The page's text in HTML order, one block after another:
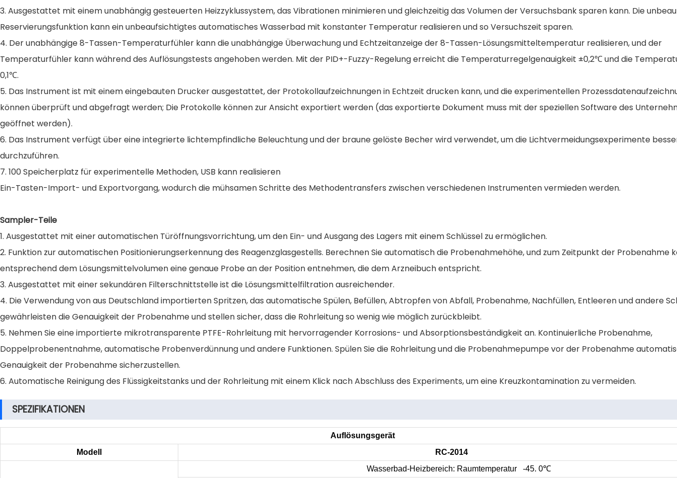
3. Ausgestattet mit einem unabhängig gesteuerten Heizzyklussystem, das Vibrationen minimieren und gleichzeitig das Volumen der Versuchsbank sparen kann. Die
Reservierungsfunktion kann ein unbeaufsichtigtes automatisches Wasserbad mit konstanter Temperatur realisieren und so Versuchszeit sparen.
4. Der unabhängige 8-Tassen-Temperaturfühler kann die unabhängige Überwachung und Echtzeitanzeige der 8-Tassen-Lösungsmitteltemperatur realisieren, und der
Temperaturfühler kann während des Auflösungstests angehoben werden. Mit der PID+-Fuzzy-Regelung erreicht die Temperaturregelgenauigkeit ±0,2℃ und die
0,1℃.
5. Das Instrument ist mit einem eingebauten Drucker ausgestattet, der Protokollaufzeichnungen in Echtzeit drucken kann, und die experimentellen
können überprüft und abgefragt werden; Die Protokolle können zur Ansicht exportiert werden (das exportierte Dokument muss mit der speziellen Software des
geöffnet werden).
6. Das Instrument verfügt über eine integrierte lichtempfindliche Beleuchtung und der braune gelöste Becher wird verwendet, um die Lichtvermeidungsexperimente
durchzuführen.
7. 100 Speicherplatz für experimentelle Methoden, USB kann realisieren
Ein-Tasten-Import- und Exportvorgang, wodurch die mühsamen Schritte des Methodentransfers zwischen verschiedenen Instrumenten vermieden werden.
Sampler-Teile
1. Ausgestattet mit einer automatischen Türöffnungsvorrichtung, um den Ein- und Ausgang des Lagers mit einem Schlüssel zu ermöglichen.
2. Funktion zur automatischen Positionierungserkennung des Reagenzglasgestells. Berechnen Sie automatisch die Probenahmehöhe, und zum Zeitpunkt der Probenahme
entsprechend dem Lösungsmittelvolumen eine genaue Probe an der Position entnehmen, die dem Arzneibuch entspricht.
3. Ausgestattet mit einer sekundären Filterschnittstelle ist die Lösungsmittelfiltration ausreichender.
4. Die Verwendung von aus Deutschland importierten Spritzen, das automatische Spülen, Befüllen, Abtropfen von Abfall, Probenahme, Nachfüllen, Entleeren und andere
gewährleisten die Genauigkeit der Probenahme und stellen sicher, dass die Rohrleitung so wenig wie möglich zurückbleibt.
5. Nehmen Sie eine importierte mikrotransparente PTFE-Rohrleitung mit hervorragender Korrosions- und Absorptionsbeständigkeit an. Kontinuierliche Probenahme,
Doppelprobenentnahme, automatische Probenverdünnung und andere Funktionen. Spülen Sie die Rohrleitung und die Probenahmepumpe vor der Probenahme
Genauigkeit der Probenahme sicherzustellen.
6. Automatische Reinigung des Flüssigkeitstanks und der Rohrleitung mit einem Klick nach Abschluss des Experiments, um eine Kreuzkontamination zu vermeiden.
SPEZIFIKATIONEN
Auflösungsgerät
Modell
RC-2014
Wasserbad-Heizbereich: Raumtemperatur -45. 0℃